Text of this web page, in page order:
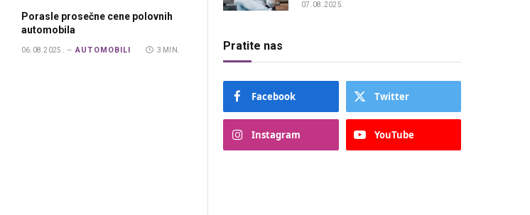
Porasle prosečne cene polovnih
automobila
06.08.2025. AUTOMOBILI 3 MIN.
07.08.2025.
Pratite nas
Facebook Twitter
Instagram YouTube